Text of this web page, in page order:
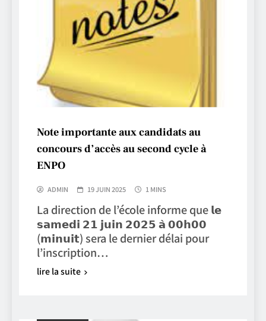
Note importante aux candidats au
concours d’accès au second cycle à
ENPO
ADMIN 19 JUIN 2025 1 MINS
La direction de l’école informe que 𝗹𝗲
𝘀𝗮𝗺𝗲𝗱𝗶 𝟮𝟭 𝗷𝘂𝗶𝗻 𝟮𝟬𝟮𝟱 𝗮̀ 𝟬𝟬𝗵𝟬𝟬
(𝗺𝗶𝗻𝘂𝗶𝘁) sera le dernier délai pour
l’inscription…
lire la suite